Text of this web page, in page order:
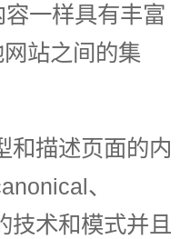
一样具有丰富
站之间的集
和描述页面的内
、
技术和模式并且